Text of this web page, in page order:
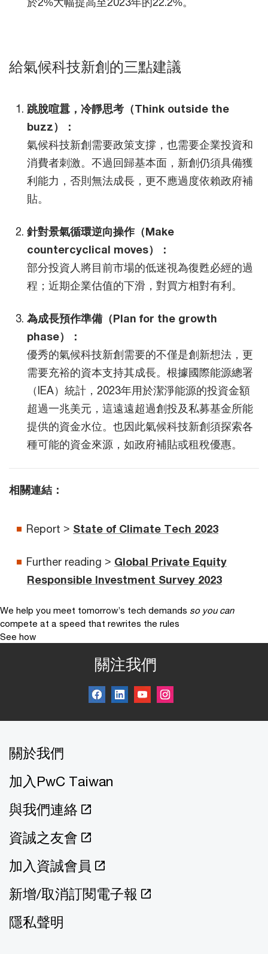
給氣候科技新創的三點建議
跳脫喧囂，冷靜思考（Think outside the
buzz）：
氣候科技新創需要政策支撐，也需要企業投資和
消費者刺激。不過回歸基本面，新創仍須具備獲
利能力，否則無法成長，更不應過度依賴政府補
貼。
針對景氣循環逆向操作（Make
countercyclical moves）：
部分投資人將目前市場的低迷視為復甦必經的過
程；近期企業估值的下滑，對買方相對有利。
為成長預作準備（Plan for the growth
phase）：
優秀的氣候科技新創需要的不僅是創新想法，更
需要充裕的資本支持其成長。根據國際能源總署
（IEA）統計，2023年用於潔淨能源的投資金額
超過一兆美元，這遠遠超過創投及私募基金所能
提供的資金水位。也因此氣候科技新創須探索各
種可能的資金來源，如政府補貼或租稅優惠。
相關連結：
Report > State of Climate Tech 2023
Further reading > Global Private Equity
Responsible Investment Survey 2023
We help you meet tomorrow’s tech demands so you can
compete at a speed that rewrites the rules
See how
關注我們
關於我們
加入PwC Taiwan
與我們連絡
資誠之友會
加入資誠會員
新增/取消訂閱電子報
隱私聲明